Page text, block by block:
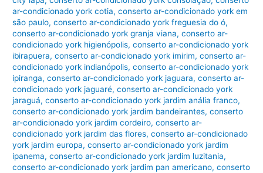
ar-condicionado york cotia,conserto ar-condicionado york em
são paulo,conserto ar-condicionado york freguesia do ó,
conserto ar-condicionado york granja viana,conserto ar-
condicionado york higienópolis,conserto ar-condicionado york
ibirapuera,conserto ar-condicionado york imirim,conserto ar-
condicionado york indianópolis,conserto ar-condicionado york
ipiranga,conserto ar-condicionado york jaguara,conserto ar-
condicionado york jaguaré,conserto ar-condicionado york
jaraguá,conserto ar-condicionado york jardim anália franco,
conserto ar-condicionado york jardim bandeirantes,conserto
ar-condicionado york jardim cordeiro,conserto ar-
condicionado york jardim das flores,conserto ar-condicionado
york jardim europa,conserto ar-condicionado york jardim
ipanema,conserto ar-condicionado york jardim luzitania,
conserto ar-condicionado york jardim pan americano,conserto